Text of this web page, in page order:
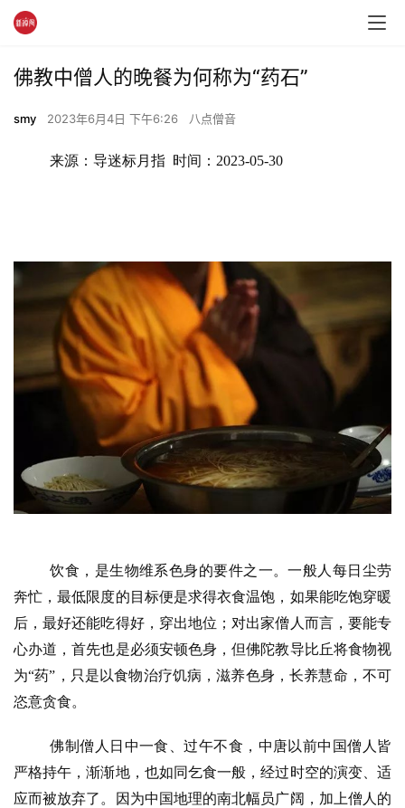
佛教中僧人的晚餐为何称为“药石”
smy 2023年6月4日 下午6:26 八点僧音
来源：导迷标月指  时间：2023-05-30
饮食，是生物维系色身的要件之一。一般人每日尘劳
奔忙，最低限度的目标便是求得衣食温饱，如果能吃饱穿暖
后，最好还能吃得好，穿出地位；对出家僧人而言，要能专
心办道，首先也是必须安顿色身，但佛陀教导比丘将食物视
为“药”，只是以食物治疗饥病，滋养色身，长养慧命，不可
恣意贪食。
佛制僧人日中一食、过午不食，中唐以前中国僧人皆
严格持午，渐渐地，也如同乞食一般，经过时空的演变、适
应而被放弃了。因为中国地理的南北幅员广阔，加上僧人的